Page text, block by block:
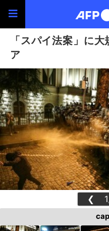
「スパイ法案」に
ア
❮